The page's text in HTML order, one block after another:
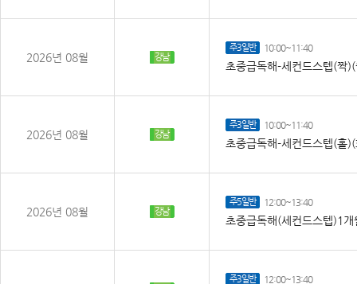
2026년 08월 강남
주3일반 10:00~11:40
초중급독해-세컨드스텝(짝
2026년 08월 강남
주3일반 10:00~11:40
초중급독해-세컨드스텝(홀
2026년 08월 강남
주5일반 12:00~13:40
초중급독해(세컨드스텝)1
주3일반 12:00~13:40